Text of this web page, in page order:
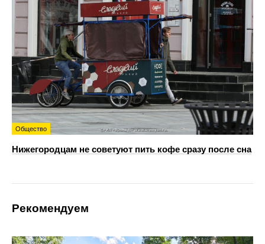
Общество
Нижегородцам не советуют пить кофе сразу после сна
Рекомендуем